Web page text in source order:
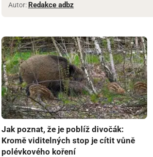
Autor: Redakce adbz
Jak poznat, že je poblíž divočák:
Kromě viditelných stop je cítit vůně
polévkového koření